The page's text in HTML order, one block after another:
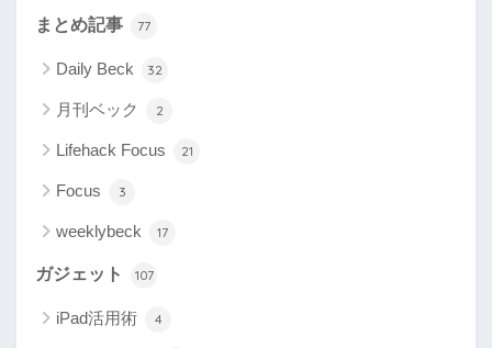
まとめ記事 77
Daily Beck 32
月刊ベック 2
Lifehack Focus 21
Focus 3
weeklybeck 17
ガジェット 107
iPad活用術 4